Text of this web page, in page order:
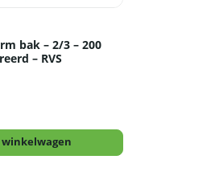
bak – 2/3 – 200
– RVS